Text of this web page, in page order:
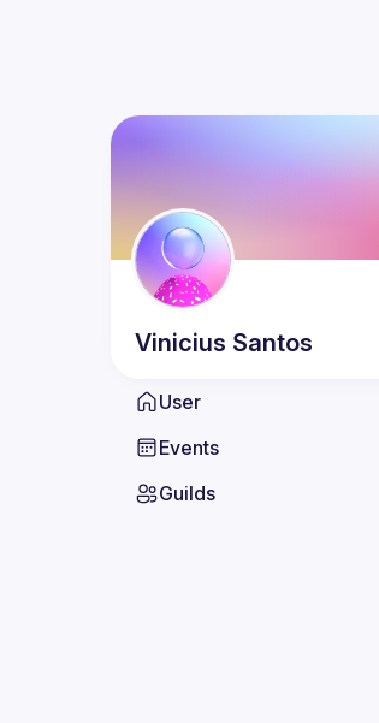
Vinicius Santos
User
Events
Guilds